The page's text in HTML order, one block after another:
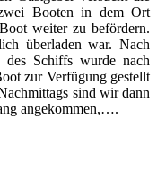
Booten in dem Ort
weiter zu befördern.
überladen war. Nach
Schiffs wurde nach
zur Verfügung gestellt
sind wir dann
angekommen,….